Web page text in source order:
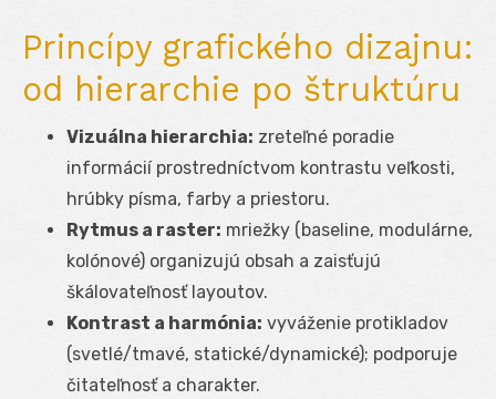
Princípy grafického dizajnu:
od hierarchie po štruktúru
Vizuálna hierarchia: zreteľné poradie
informácií prostredníctvom kontrastu veľkosti,
hrúbky písma, farby a priestoru.
Rytmus a raster: mriežky (baseline, modulárne,
kolónové) organizujú obsah a zaisťujú
škálovateľnosť layoutov.
Kontrast a harmónia: vyváženie protikladov
(svetlé/tmavé, statické/dynamické); podporuje
čitateľnosť a charakter.